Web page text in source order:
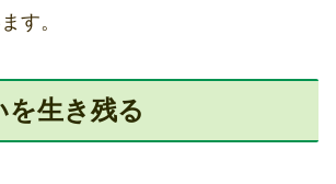
す。
を生き残る